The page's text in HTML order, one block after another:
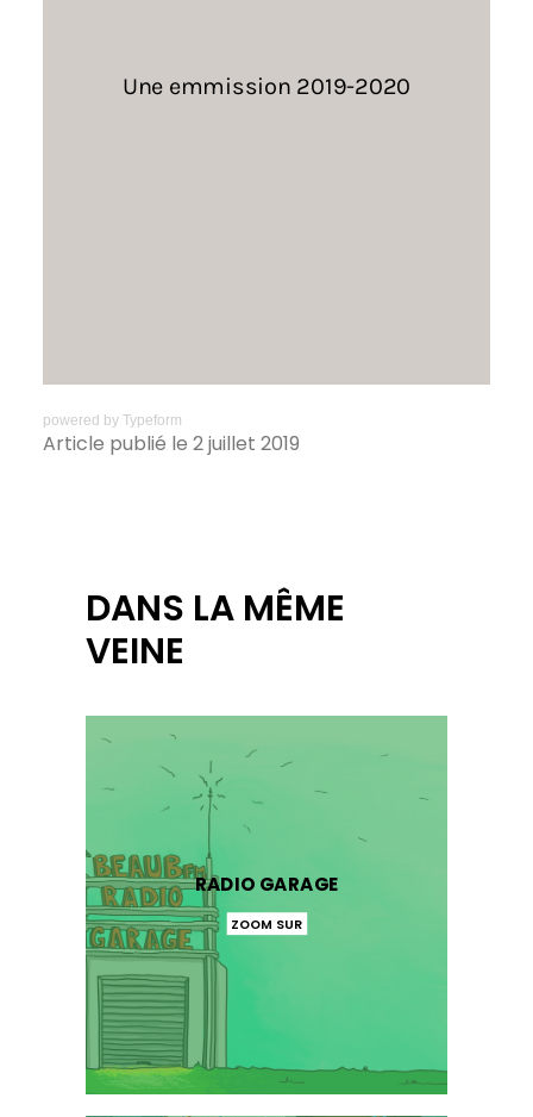
powered by Typeform
Article publié le 2 juillet 2019
DANS LA MÊME
VEINE
RADIO GARAGE
ZOOM SUR